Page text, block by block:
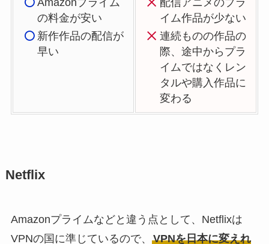
Amazonプライム
の料金が安い
新作作品の配信が
早い
配信アニメのプラ
イム作品が少ない
連続ものの作品の
際、途中からプラ
イムではなくレン
タルや購入作品に
変わる
Netflix
Amazonプライムなどと違う点として、Netflixは
VPNの国に準じているので、 VPNを日本に変えれ